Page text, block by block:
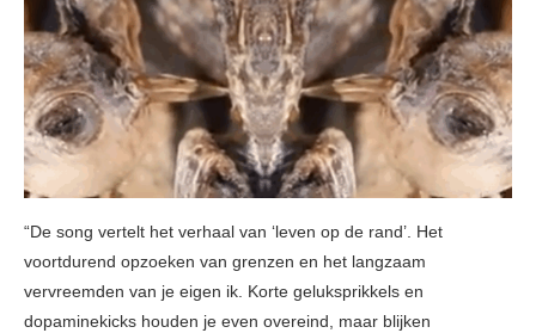
“De song vertelt het verhaal van ‘leven op de rand’. Het
voortdurend opzoeken van grenzen en het langzaam
vervreemden van je eigen ik. Korte geluksprikkels en
dopaminekicks houden je even overeind, maar blijken